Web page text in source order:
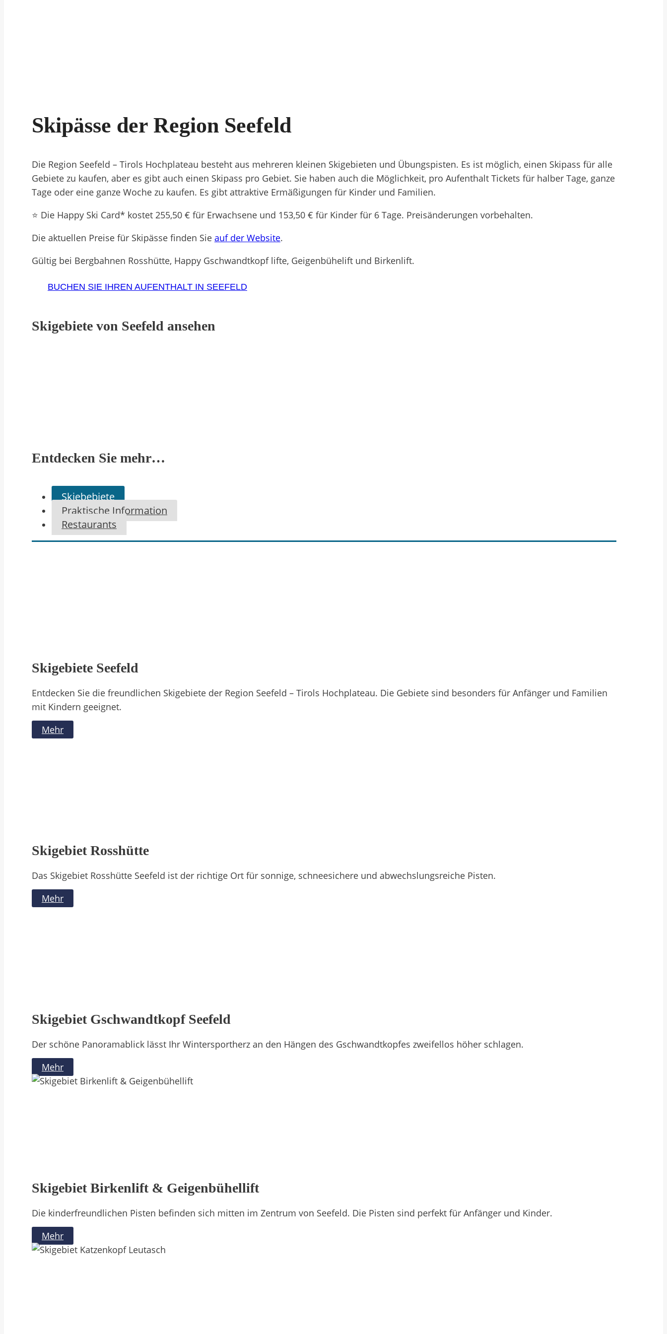
Skipässe der Region Seefeld
Die Region Seefeld – Tirols Hochplateau besteht aus mehreren kleinen Skigebieten und Übungspisten. Es ist möglich, einen Skipass für alle
Gebiete zu kaufen, aber es gibt auch einen Skipass pro Gebiet. Sie haben auch die Möglichkeit, pro Aufenthalt Tickets für halber Tage, ganze
Tage oder eine ganze Woche zu kaufen. Es gibt attraktive Ermäßigungen für Kinder und Familien.
⭐ Die Happy Ski Card* kostet 255,50 € für Erwachsene und 153,50 € für Kinder für 6 Tage. Preisänderungen vorbehalten.
Die aktuellen Preise für Skipässe finden Sie auf der Website.
Gültig bei Bergbahnen Rosshütte, Happy Gschwandtkopf lifte, Geigenbühelift und Birkenlift.
BUCHEN SIE IHREN AUFENTHALT IN SEEFELD
Skigebiete von Seefeld ansehen
Entdecken Sie mehr…
Skiebebiete
Praktische Information
Restaurants
Skigebiete Seefeld
Entdecken Sie die freundlichen Skigebiete der Region Seefeld – Tirols Hochplateau. Die Gebiete sind besonders für Anfänger und Familien
mit Kindern geeignet.
Mehr
Skigebiet Rosshütte
Das Skigebiet Rosshütte Seefeld ist der richtige Ort für sonnige, schneesichere und abwechslungsreiche Pisten.
Mehr
Skigebiet Gschwandtkopf Seefeld
Der schöne Panoramablick lässt Ihr Wintersportherz an den Hängen des Gschwandtkopfes zweifellos höher schlagen.
Mehr
Skigebiet Birkenlift & Geigenbühellift
Die kinderfreundlichen Pisten befinden sich mitten im Zentrum von Seefeld. Die Pisten sind perfekt für Anfänger und Kinder.
Mehr